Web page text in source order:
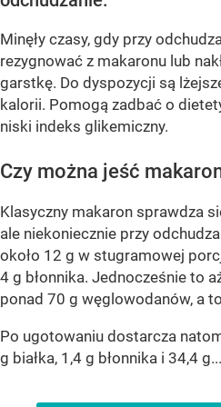
Minęły czasy, gdy przy
rezygnować z makaronu lub
garstkę. Do dyspozycji są
kalorii. Pomogą zadbać o
niski indeks glikemiczny.
Czy można jeść
Klasyczny makaron sprawdza
ale niekoniecznie przy
około 12 g w stugramowej
4 g błonnika. Jednocześnie to
ponad 70 g węglowodanów, a
Po ugotowaniu dostarcza
g białka, 1,4 g błonnika i 34,4 g...